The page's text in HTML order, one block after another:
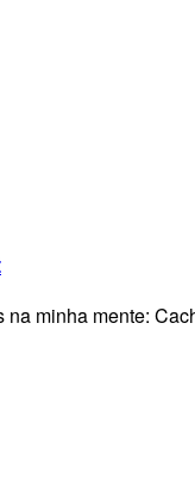
minha mente: